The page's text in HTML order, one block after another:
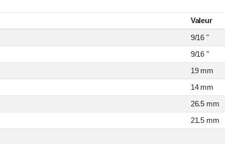
Valeur
9/16 "
9/16 "
19 mm
14 mm
26.5 mm
21.5 mm